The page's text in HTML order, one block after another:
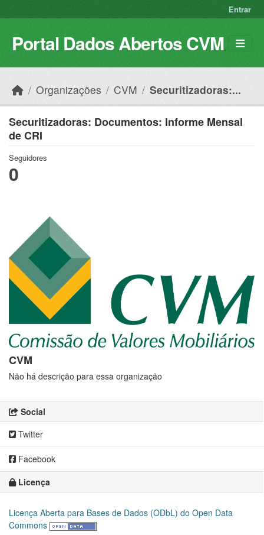
Entrar
Portal Dados Abertos CVM
Organizações CVM Securitizadoras:...
Securitizadoras: Documentos: Informe Mensal
de CRI
Seguidores
0
CVM
Não há descrição para essa organização
Social
Twitter
Facebook
Licença
Licença Aberta para Bases de Dados (ODbL) do Open Data
Commons